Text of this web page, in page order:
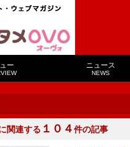
ー ニュース
NEWS
関連する １０４件の記事